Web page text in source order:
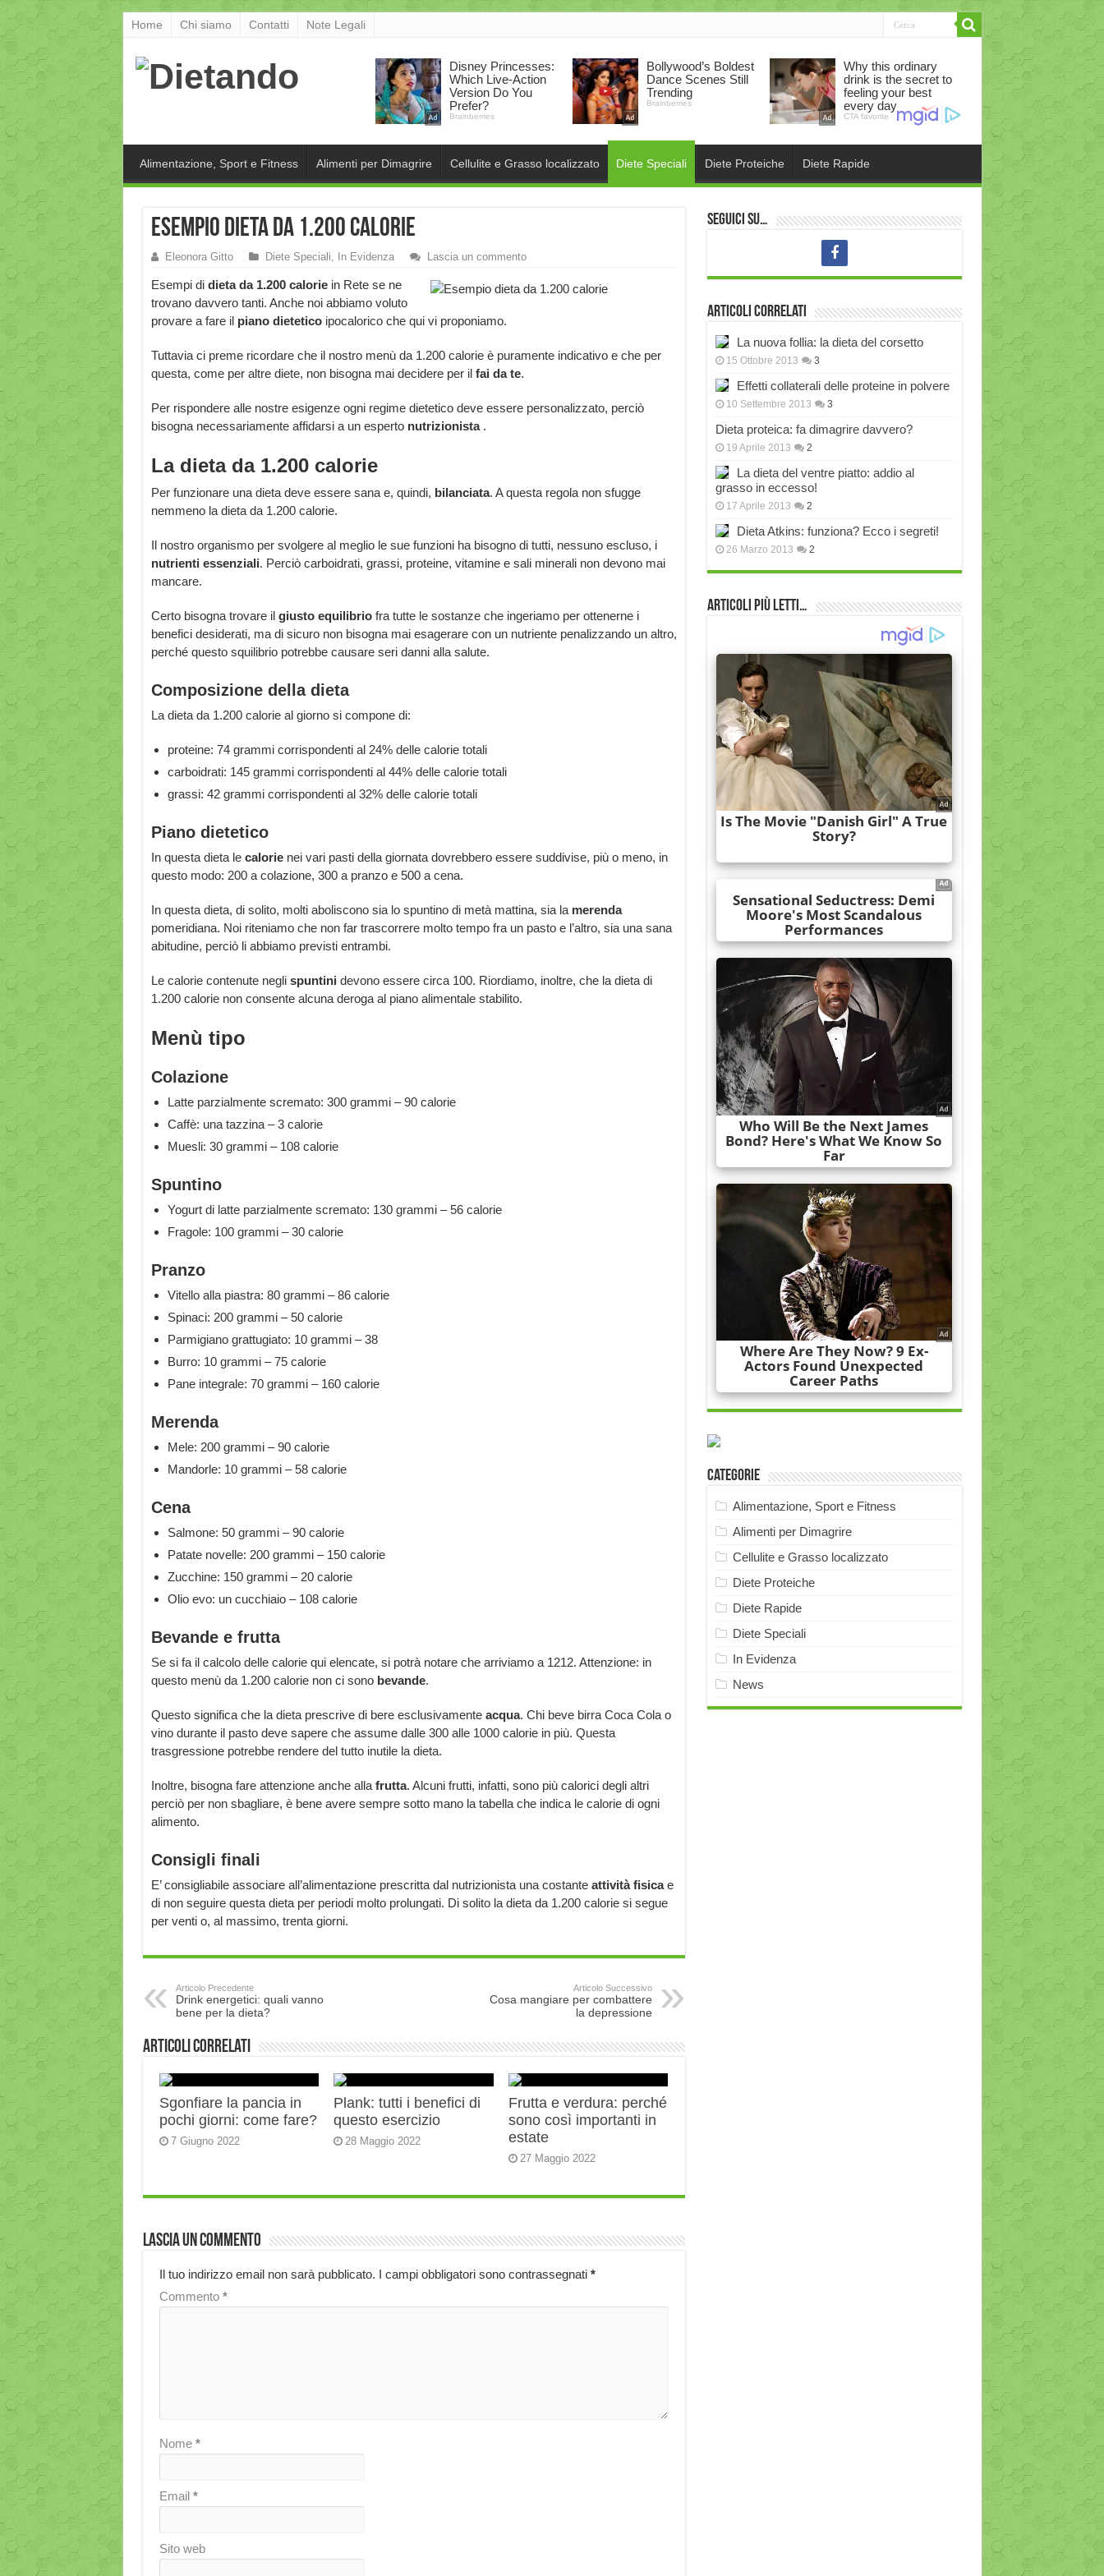
Home Chi siamo Contatti Note Legali
Alimentazione, Sport e Fitness Alimenti per Dimagrire Cellulite e Grasso localizzato Diete Speciali Diete Proteiche Diete Rapide
Esempio dieta da 1.200 calorie
Eleonora Gitto Diete Speciali, In Evidenza Lascia un commento
Esempi di dieta da 1.200 caloriein Rete se ne
trovano davvero tanti. Anche noi abbiamo voluto
provare a fare il piano dieteticoipocalorico che qui vi proponiamo.
Tuttavia ci preme ricordare che il nostro menù da 1.200 calorie è puramente indicativo e che per
questa, come per altre diete, non bisogna mai decidere per il fai da te.
Per rispondere alle nostre esigenze ogni regime dietetico deve essere personalizzato, perciò
bisogna necessariamente affidarsi a un esperto nutrizionista .
La dieta da 1.200 calorie
Per funzionare una dieta deve essere sana e, quindi, bilanciata. A questa regola non sfugge
nemmeno la dieta da 1.200 calorie.
Il nostro organismo per svolgere al meglio le sue funzioni ha bisogno di tutti, nessuno escluso, i
nutrienti essenziali. Perciò carboidrati, grassi, proteine, vitamine e sali minerali non devono mai
mancare.
Certo bisogna trovare il giusto equilibriofra tutte le sostanze che ingeriamo per ottenerne i
benefici desiderati, ma di sicuro non bisogna mai esagerare con un nutriente penalizzando un altro,
perché questo squilibrio potrebbe causare seri danni alla salute.
Composizione della dieta
La dieta da 1.200 calorie al giorno si compone di:
proteine: 74 grammi corrispondenti al 24% delle calorie totali
carboidrati: 145 grammi corrispondenti al 44% delle calorie totali
grassi: 42 grammi corrispondenti al 32% delle calorie totali
Piano dietetico
In questa dieta le calorienei vari pasti della giornata dovrebbero essere suddivise, più o meno, in
questo modo: 200 a colazione, 300 a pranzo e 500 a cena.
In questa dieta, di solito, molti aboliscono sia lo spuntino di metà mattina, sia la merenda
pomeridiana. Noi riteniamo che non far trascorrere molto tempo fra un pasto e l’altro, sia una sana
abitudine, perciò li abbiamo previsti entrambi.
Le calorie contenute negli spuntini devono essere circa 100. Riordiamo, inoltre, che la dieta di
1.200 calorie non consente alcuna deroga al piano alimentale stabilito.
Menù tipo
Colazione
Latte parzialmente scremato: 300 grammi – 90 calorie
Caffè: una tazzina – 3 calorie
Muesli: 30 grammi – 108 calorie
Spuntino
Yogurt di latte parzialmente scremato: 130 grammi – 56 calorie
Fragole: 100 grammi – 30 calorie
Pranzo
Vitello alla piastra: 80 grammi – 86 calorie
Spinaci: 200 grammi – 50 calorie
Parmigiano grattugiato: 10 grammi – 38
Burro: 10 grammi – 75 calorie
Pane integrale: 70 grammi – 160 calorie
Merenda
Mele: 200 grammi – 90 calorie
Mandorle: 10 grammi – 58 calorie
Cena
Salmone: 50 grammi – 90 calorie
Patate novelle: 200 grammi – 150 calorie
Zucchine: 150 grammi – 20 calorie
Olio evo: un cucchiaio – 108 calorie
Bevande e frutta
Se si fa il calcolo delle calorie qui elencate, si potrà notare che arriviamo a 1212. Attenzione: in
questo menù da 1.200 calorie non ci sono bevande.
Questo significa che la dieta prescrive di bere esclusivamente acqua. Chi beve birra Coca Cola o
vino durante il pasto deve sapere che assume dalle 300 alle 1000 calorie in più. Questa
trasgressione potrebbe rendere del tutto inutile la dieta.
Inoltre, bisogna fare attenzione anche allafrutta. Alcuni frutti, infatti, sono più calorici degli altri
perciò per non sbagliare, è bene avere sempre sotto mano la tabella che indica le calorie di ogni
alimento.
Consigli finali
E’ consigliabile associare all’alimentazione prescritta dal nutrizionista una costante attività fisicae
di non seguire questa dieta per periodi molto prolungati. Di solito la dieta da 1.200 calorie si segue
per venti o, al massimo, trenta giorni.
Articolo Precedente
Drink energetici: quali vanno
bene per la dieta?
Articolo Successivo
Cosa mangiare per combattere
la depressione
Articoli correlati
Sgonfiare la pancia in
pochi giorni: come fare?
7 Giugno 2022
Plank: tutti i benefici di
questo esercizio
28 Maggio 2022
Frutta e verdura: perché
sono così importanti in
estate
27 Maggio 2022
Lascia un commento
Il tuo indirizzo email non sarà pubblicato. I campi obbligatori sono contrassegnati *
Commento *
Nome *
Email *
Sito web
Seguici su…
Articoli correlati
La nuova follia: la dieta del corsetto
15 Ottobre 2013 3
Effetti collaterali delle proteine in polvere
10 Settembre 2013 3
Dieta proteica: fa dimagrire davvero?
19 Aprile 2013 2
La dieta del ventre piatto: addio al
grasso in eccesso!
17 Aprile 2013 2
Dieta Atkins: funziona? Ecco i segreti!
26 Marzo 2013 2
Articoli più Letti…
Categorie
Alimentazione, Sport e Fitness
Alimenti per Dimagrire
Cellulite e Grasso localizzato
Diete Proteiche
Diete Rapide
Diete Speciali
In Evidenza
News